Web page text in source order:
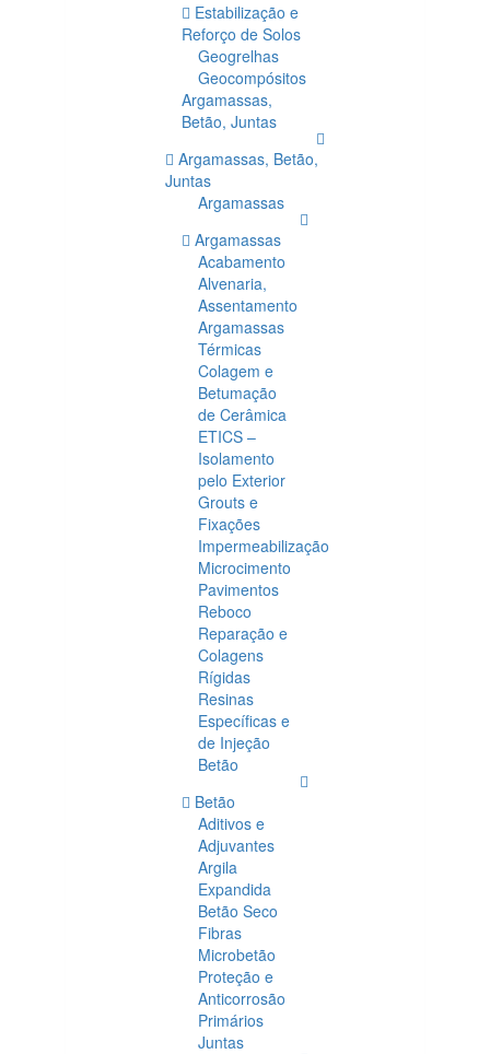
Estabilização e
Reforço de Solos
Geogrelhas
Geocompósitos
Argamassas,
Betão, Juntas
Argamassas, Betão,
Juntas
Argamassas
Argamassas
Acabamento
Alvenaria,
Assentamento
Argamassas
Térmicas
Colagem e
Betumação
de Cerâmica
ETICS –
Isolamento
pelo Exterior
Grouts e
Fixações
Impermeabilização
Microcimento
Pavimentos
Reboco
Reparação e
Colagens
Rígidas
Resinas
Específicas e
de Injeção
Betão
Betão
Aditivos e
Adjuvantes
Argila
Expandida
Betão Seco
Fibras
Microbetão
Proteção e
Anticorrosão
Primários
Juntas